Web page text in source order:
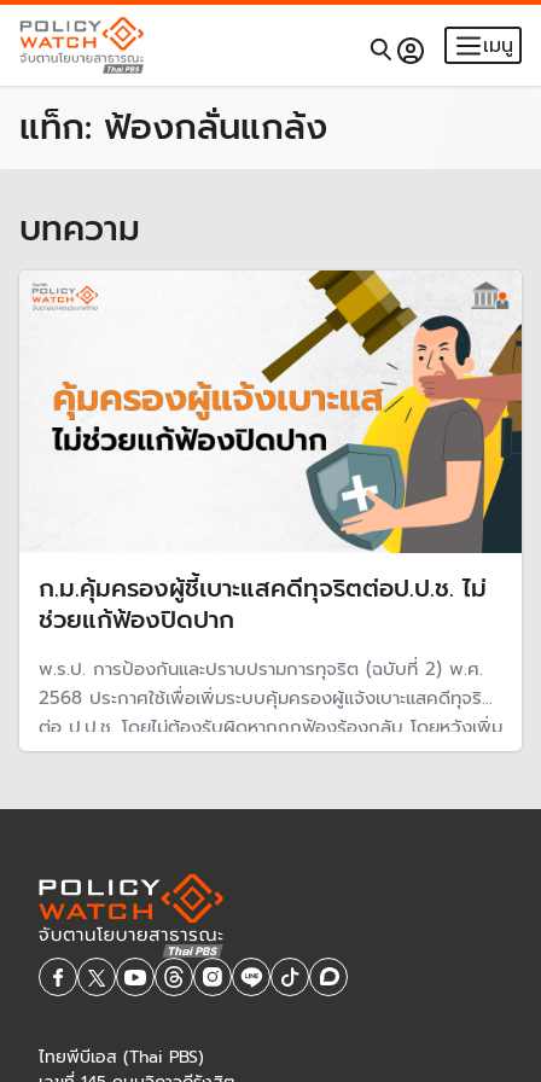
เมนู
แท็ก: ฟ้องกลั่นแกล้ง
บทความ
ก.ม.คุ้มครองผู้ชี้เบาะแสคดีทุจริตต่อป.ป.ช. ไม่
ช่วยแก้ฟ้องปิดปาก
พ.ร.ป. การป้องกันและปราบปรามการทุจริต (ฉบับที่ 2) พ.ศ.
2568 ประกาศใช้เพื่อเพิ่มระบบคุ้มครองผู้แจ้งเบาะแสคดีทุจริต
ต่อ ป.ป.ช. โดยไม่ต้องรับผิดหากถูกฟ้องร้องกลับ โดยหวังเพิ่ม
ผู้ชี้เป้าทุจริตและการประพฤติมิชอบของผู้ดำรงตำเเหน่งทางการ
ไทยพีบีเอส (Thai PBS)